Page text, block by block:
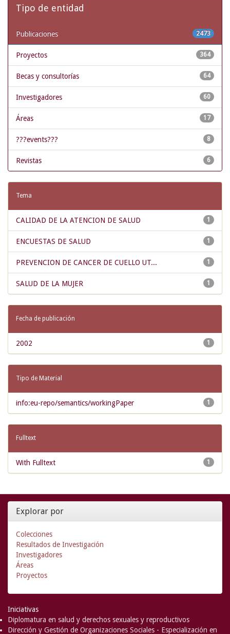
Tipo de entidad
2473
Publicaciones
364
Proyectos
64
Becas y consultorías
60
Investigadores
17
Áreas
8
???events???
6
Revistas
Tema
1
CALIDAD DE LA ATENCION DE SALUD
1
ENCUESTAS DE SALUD
1
PREVENCION DE CANCER DE CUELLO UT...
1
SALUD DE LA MUJER
Fecha de publicación
1
2002
Tipo de Material
1
info:eu-repo/semantics/workingPaper
Fulltext
1
With Fulltext
Explorar por
Colecciones
Resultados de Investigación
Investigadores
Áreas
Proyectos
Iniciativas
Diplomatura en salud y derechos sexuales y reproductivos
Dirección y Gestión de Organizaciones Sociales - Especialización en